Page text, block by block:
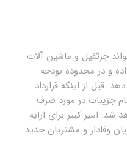
جرثقیل و ماشین آلات
و در محدوده بودجه
قبل از اینکه قرارداد
جزییات در مورد صرف
امیر کبیر برای ارایه
وفادار و مشتریان جدید